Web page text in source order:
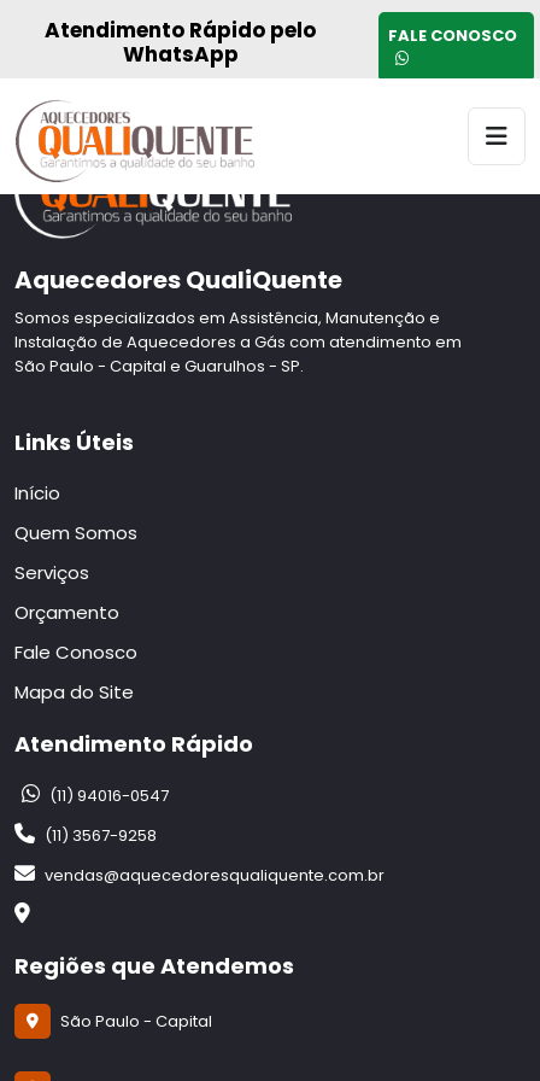
Atendimento Rápido pelo
WhatsApp
FALE CONOSCO
Aquecedores QualiQuente
Somos especializados em Assistência, Manutenção e
Instalação de Aquecedores a Gás com atendimento em
São Paulo - Capital e Guarulhos - SP.
Links Úteis
Início
Quem Somos
Serviços
Orçamento
Fale Conosco
Mapa do Site
Atendimento Rápido
(11) 94016-0547
(11) 3567-9258
vendas@aquecedoresqualiquente.com.br
Regiões que Atendemos
São Paulo - Capital